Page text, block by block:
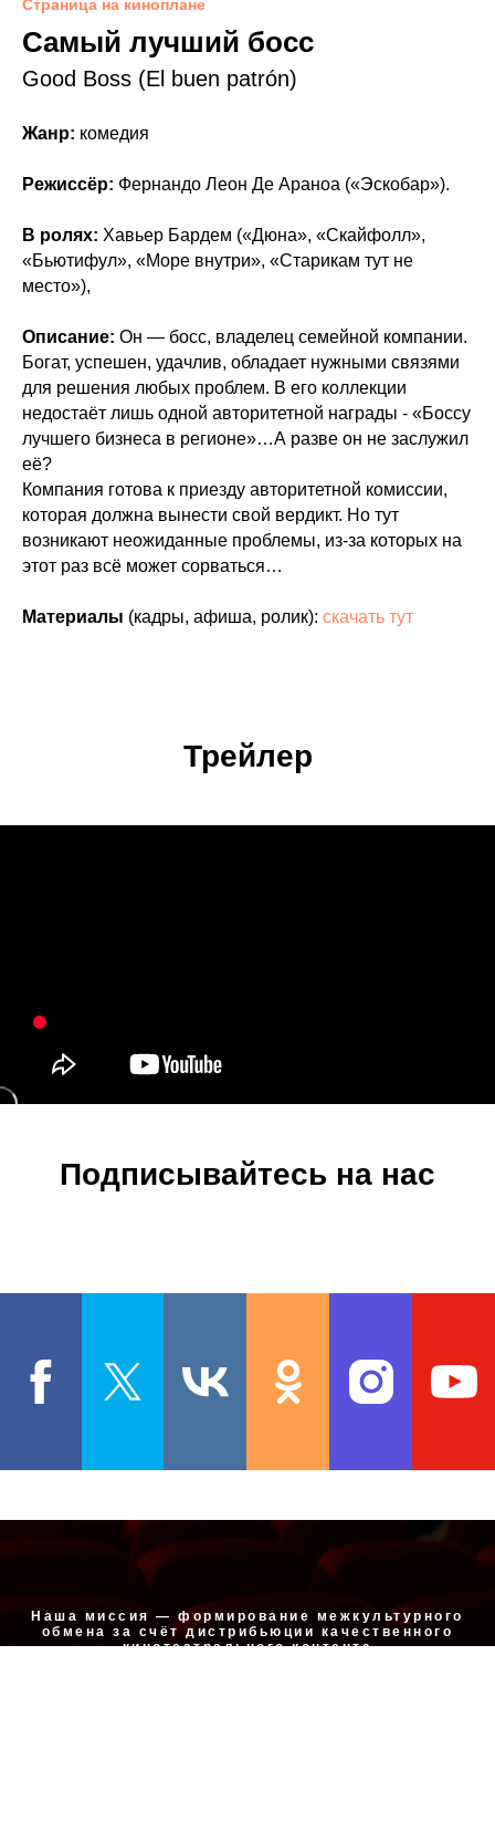
Страница на киноплане
Самый лучший босс
Good Boss (El buen patrón)
Жанр: комедия
Режиссёр: Фернандо Леон Де Араноа («Эскобар»).
В ролях: Хавьер Бардем («Дюна», «Скайфолл»,
«Бьютифул», «Море внутри», «Старикам тут не
место»),
Описание: Он — босс, владелец семейной компании.
Богат, успешен, удачлив, обладает нужными связями
для решения любых проблем. В его коллекции
недостаёт лишь одной авторитетной награды - «Боссу
лучшего бизнеса в регионе»…А разве он не заслужил
её?
Компания готова к приезду авторитетной комиссии,
которая должна вынести свой вердикт. Но тут
возникают неожиданные проблемы, из-за которых на
этот раз всё может сорваться…
Материалы (кадры, афиша, ролик): скачать тут
Трейлер
Подписывайтесь на нас
Наша миссия — формирование межкультурного
обмена за счёт дистрибьюции качественного
кинотеатрального контента